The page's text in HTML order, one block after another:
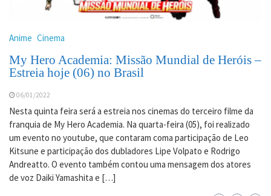
Anime Cinema
My Hero Academia: Missão Mundial de Heróis –
Estreia hoje (06) no Brasil
06/01/2022
Nesta quinta feira será a estreia nos cinemas do terceiro filme da
franquia de My Hero Academia. Na quarta-feira (05), foi realizado
um evento no youtube, que contaram coma participação de Leo
Kitsune e participação dos dubladores Lipe Volpato e Rodrigo
Andreatto. O evento também contou uma mensagem dos atores
de voz Daiki Yamashita e […]